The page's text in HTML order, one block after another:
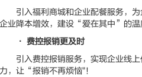
引入福利商城和企业配餐服务，为
企业降本增效，建设“爱在其中”的温
• 费控报销更及时
引入费控报销服务，实现企业线上
力，让“报销不再烦恼"！